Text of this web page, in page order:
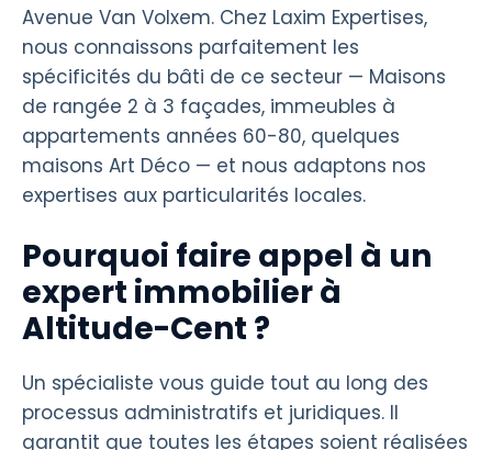
Avenue Van Volxem. Chez Laxim Expertises,
nous connaissons parfaitement les
spécificités du bâti de ce secteur — Maisons
de rangée 2 à 3 façades, immeubles à
appartements années 60-80, quelques
maisons Art Déco — et nous adaptons nos
expertises aux particularités locales.
Pourquoi faire appel à un
expert immobilier à
Altitude-Cent ?
Un spécialiste vous guide tout au long des
processus administratifs et juridiques. Il
garantit que toutes les étapes soient réalisées